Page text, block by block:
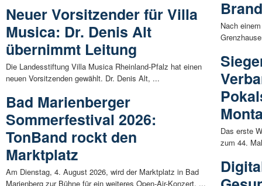
Neuer Vorsitzender für Villa
Musica: Dr. Denis Alt
übernimmt Leitung
Die Landesstiftung Villa Musica Rheinland-Pfalz hat einen
neuen Vorsitzenden gewählt. Dr. Denis Alt, ...
Bad Marienberger
Sommerfestival 2026:
TonBand rockt den
Marktplatz
Am Dienstag, 4. August 2026, wird der Marktplatz in Bad
Marienberg zur Bühne für ein weiteres Open-Air-Konzert. ...
Nach
Das erste
zum 44.